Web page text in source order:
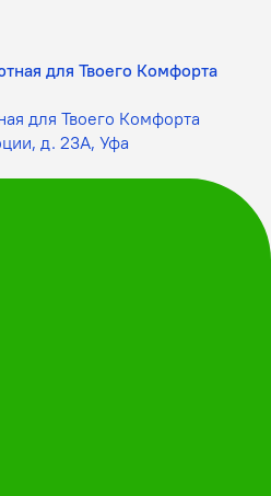
для Твоего Комфорта
д. 23А, Уфа